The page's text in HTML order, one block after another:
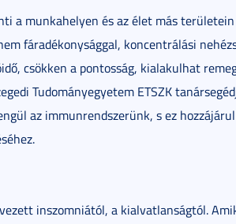
a munkahelyen és az élet más
fáradékonysággal, koncentrálási
csökken a pontosság, kialakulhat
Tudományegyetem ETSZK
az immunrendszerünk, s ez
inszomniától, a kialvatlanságtól.